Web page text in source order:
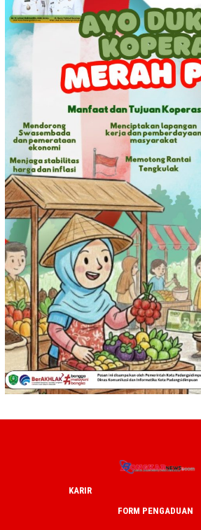
KARIR
FORM PENGADUAN